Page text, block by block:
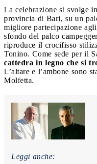
La celebrazione si svolge
provincia di Bari, su un
migliore partecipazione agli
sfondo del palco
riproduce il crocifisso
Tonino. Come sede per il
cattedra in legno che si
L’altare e l’ambone sono
Molfetta.
Leggi anche: